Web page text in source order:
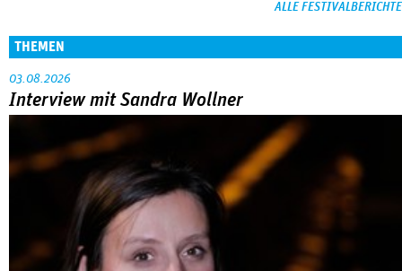
ALLE FESTIVALBERICHTE
THEMEN
03.08.2026
Interview mit Sandra Wollner